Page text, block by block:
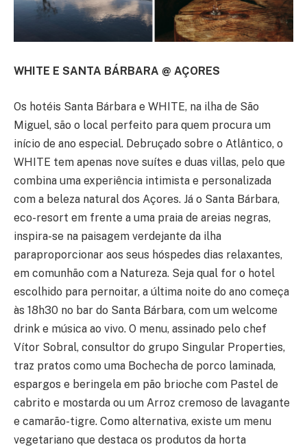
WHITE E SANTA BÁRBARA @ AÇORES
Os hotéis Santa Bárbara e WHITE, na ilha de São
Miguel, são o local perfeito para quem procura um
início de ano especial. Debruçado sobre o Atlântico, o
WHITE tem apenas nove suítes e duas villas, pelo que
combina uma experiência intimista e personalizada
com a beleza natural dos Açores. Já o Santa Bárbara,
eco-resort em frente a uma praia de areias negras,
inspira-se na paisagem verdejante da ilha
paraproporcionar aos seus hóspedes dias relaxantes,
em comunhão com a Natureza. Seja qual for o hotel
escolhido para pernoitar, a última noite do ano começa
às 18h30 no bar do Santa Bárbara, com um welcome
drink e música ao vivo. O menu, assinado pelo chef
Vítor Sobral, consultor do grupo Singular Properties,
traz pratos como uma Bochecha de porco laminada,
espargos e beringela em pão brioche com Pastel de
cabrito e mostarda ou um Arroz cremoso de lavagante
e camarão-tigre. Como alternativa, existe um menu
vegetariano que destaca os produtos da horta